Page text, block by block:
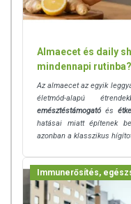
tudna többet hozzátenni
keresett, élete párjára is
Borecet Műveket, s
élettel teli eceteket.
A Borecet Művek
egészség. Az ecetgyártás
kedvező élettani
mellett a gyártási
Jelentős techológiai
a termékminőség
Almaecet és daily
mindennapi rutinba?
Az almaecet az egyik
életmód-alapú
emésztéstámogatóés
hatásai miatt építenek
azonban a klasszikus
Immunerősítés,